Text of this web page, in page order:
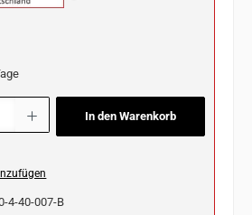
gewünschten Wert ein oder benutze die Schaltflächen
In den Warenkorb
4-40-007-B